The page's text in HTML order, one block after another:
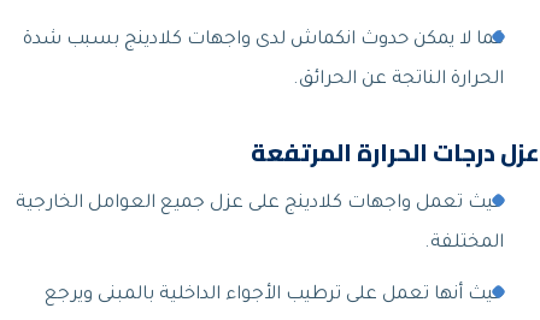
كما لا يمكن حدوث انكماش لدى واجهات كلادينج بسبب شدة
الحرارة الناتجة عن الحرائق.
عزل درجات الحرارة المرتفعة
حيث تعمل واجهات كلادينج على عزل جميع العوامل الخارجية
المختلفة.
حيث أنها تعمل على ترطيب الأجواء الداخلية بالمبنى ويرجع